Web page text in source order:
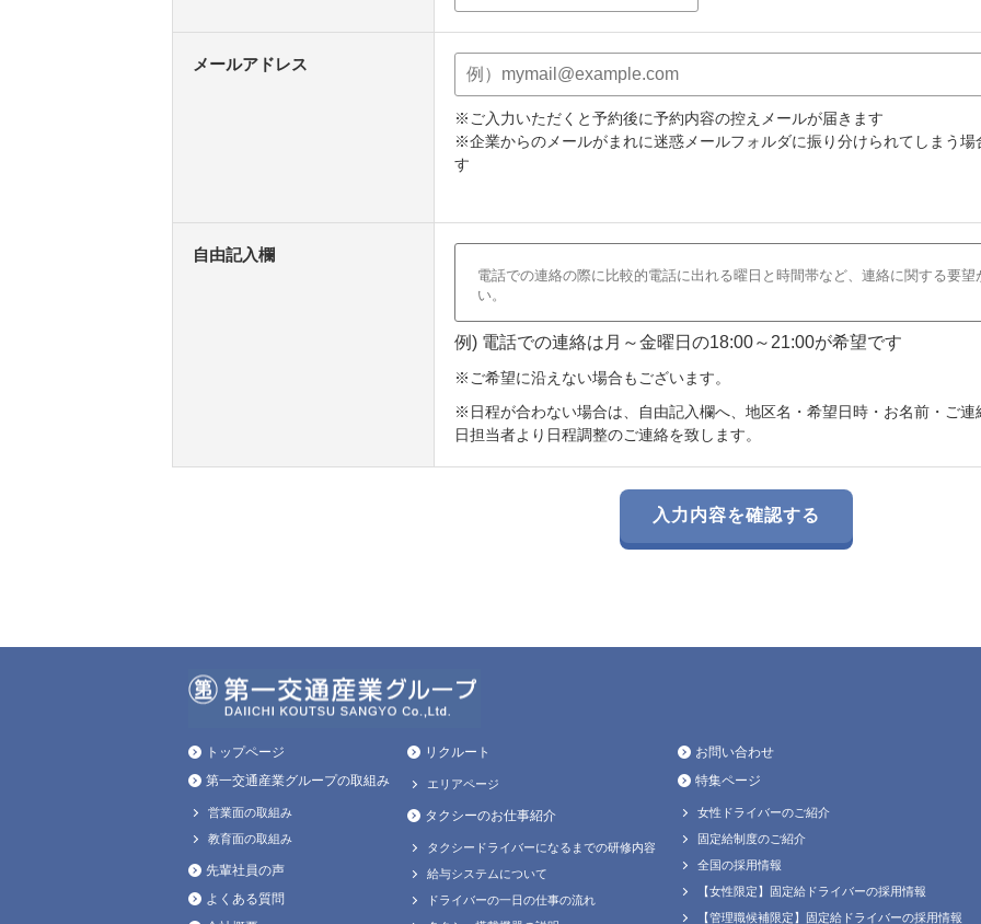
メールアドレス
※ご入力いただくと予約後に予約内容の控えメールが届きます
※企業からのメールがまれに迷惑メールフォルダに振り分けられてしまう
す
自由記入欄
例) 電話での連絡は月～金曜日の18:00～21:00が希望です
※ご希望に沿えない場合もございます。
※日程が合わない場合は、自由記入欄へ、地区名・希望日時・お名前・ご
日担当者より日程調整のご連絡を致します。
トップページ
第一交通産業グループの取組み
営業面の取組み
教育面の取組み
先輩社員の声
よくある質問
リクルート
エリアページ
タクシーのお仕事紹介
タクシードライバーになるまでの研修内容
給与システムについて
ドライバーの一日の仕事の流れ
お問い合わせ
特集ページ
女性ドライバーのご紹介
固定給制度のご紹介
全国の採用情報
【女性限定】固定給ドライバーの採用情報
【管理職候補限定】固定給ドライバーの採用情報